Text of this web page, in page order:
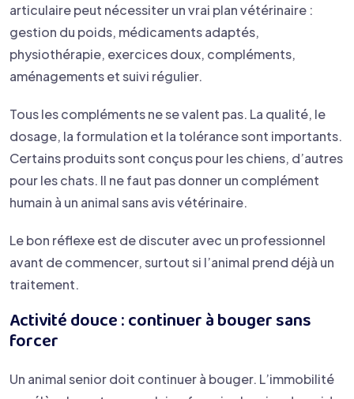
articulaire peut nécessiter un vrai plan vétérinaire :
gestion du poids, médicaments adaptés,
physiothérapie, exercices doux, compléments,
aménagements et suivi régulier.
Tous les compléments ne se valent pas. La qualité, le
dosage, la formulation et la tolérance sont importants.
Certains produits sont conçus pour les chiens, d’autres
pour les chats. Il ne faut pas donner un complément
humain à un animal sans avis vétérinaire.
Le bon réflexe est de discuter avec un professionnel
avant de commencer, surtout si l’animal prend déjà un
traitement.
Activité douce : continuer à bouger sans
forcer
Un animal senior doit continuer à bouger. L’immobilité